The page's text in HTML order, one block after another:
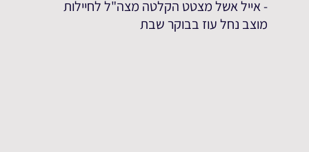
- אייל אשל מצטט הקלטה מצה"ל לחיילות
מוצב נחל עוז בבוקר שבת